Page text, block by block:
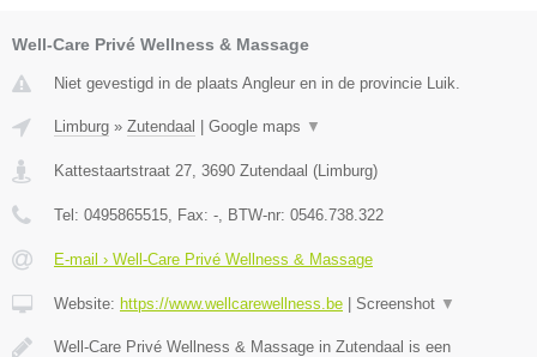
Well-Care Privé Wellness & Massage
Niet gevestigd in de plaats Angleur en in de provincie Luik.
Limburg » Zutendaal | Google maps ▼
Kattestaartstraat 27 3690 Zutendaal (Limburg)
Tel: 0495865515 , Fax: - , BTW-nr: 0546.738.322
E-mail › Well-Care Privé Wellness & Massage
Website: https://www.wellcarewellness.be | Screenshot ▼
Well-Care Privé Wellness & Massage in Zutendaal is een